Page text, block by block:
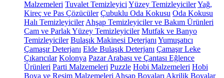
Malzemeleri Tuvalet Temizleyici Yüzey TemizleyicilerYağ,
Kireç ve Pas Çözücüler Çubuklu Oda Kokusu Oda Kokusu
Halı Temizleyiciler Ahşap Temizleyiciler ve Bakım Ürünleri
Cam ve Parlak Yüzey Temizleyiciler Mutfak ve Banyo
Temizleyiciler Bulaşık Makinesi Deterjanı Yumuşatıcı
Çamaşır Deterjanı Elde Bulaşık Deterjanı Çamaşır Leke
Çıkarıcılar Kolonya Pazar Arabası ve Çantası Eğlence
Ürünleri Parti Malzemeleri Puzzle Hobi Malzemeleri Hobi
Boya ve Resim Malzemeleri Ahşap Boyaları Akrilik Boyalar